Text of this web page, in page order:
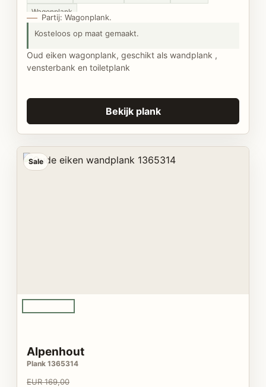
Wagonplank
Partij: Wagonplank.
Kosteloos op maat gemaakt.
Oud eiken wagonplank, geschikt als wandplank ,
vensterbank en toiletplank
Bekijk plank
Sale
Alpenhout
Plank 1365314
EUR 169,00